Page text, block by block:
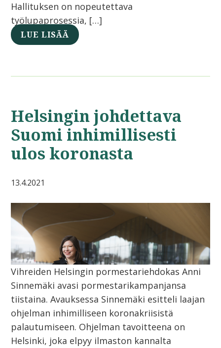
Hallituksen on nopeutettava
työlupaprosessia, […]
LUE LISÄÄ
Helsingin johdettava
Suomi inhimillisesti
ulos koronasta
13.4.2021
Vihreiden Helsingin pormestariehdokas Anni
Sinnemäki avasi pormestarikampanjansa
tiistaina. Avauksessa Sinnemäki esitteli laajan
ohjelman inhimilliseen koronakriisistä
palautumiseen. Ohjelman tavoitteena on
Helsinki, joka elpyy ilmaston kannalta